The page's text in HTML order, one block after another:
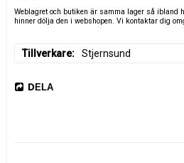
Weblagret och butiken är samma lager så ibland
hinner dölja den i webshopen. Vi kontaktar dig
Tillverkare Stjernsund
DELA